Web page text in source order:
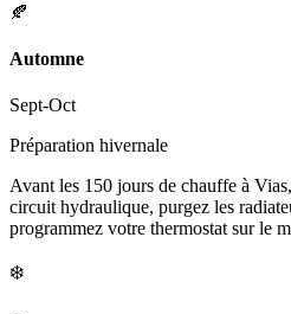
🍂
Automne
Sept-Oct
Préparation hivernale
Avant les 150 jours de chauffe à
circuit hydraulique, purgez les
programmez votre thermostat sur le
❄️